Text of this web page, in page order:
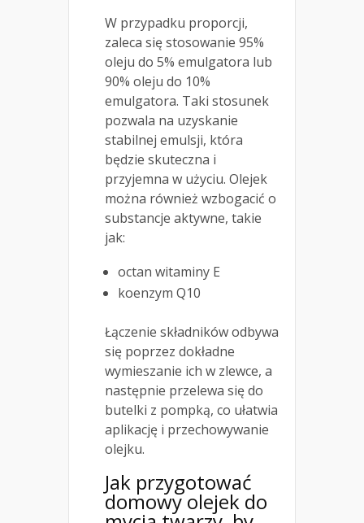
W przypadku proporcji,
zaleca się stosowanie 95%
oleju do 5% emulgatora lub
90% oleju do 10%
emulgatora. Taki stosunek
pozwala na uzyskanie
stabilnej emulsji, która
będzie skuteczna i
przyjemna w użyciu. Olejek
można również wzbogacić o
substancje aktywne, takie
jak:
octan witaminy E
koenzym Q10
Łączenie składników odbywa
się poprzez dokładne
wymieszanie ich w zlewce, a
następnie przelewa się do
butelki z pompką, co ułatwia
aplikację i przechowywanie
olejku.
Jak przygotować
domowy olejek do